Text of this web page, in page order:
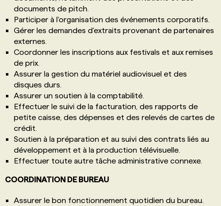
documents de pitch.
Participer à l'organisation des événements corporatifs.
Gérer les demandes d'extraits provenant de partenaires
externes.
Coordonner les inscriptions aux festivals et aux remises
de prix.
Assurer la gestion du matériel audiovisuel et des
disques durs.
Assurer un soutien à la comptabilité.
Effectuer le suivi de la facturation, des rapports de
petite caisse, des dépenses et des relevés de cartes de
crédit.
Soutien à la préparation et au suivi des contrats liés au
développement et à la production télévisuelle.
Effectuer toute autre tâche administrative connexe.
COORDINATION DE BUREAU
Assurer le bon fonctionnement quotidien du bureau.